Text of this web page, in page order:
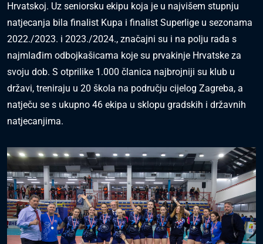
Hrvatskoj. Uz seniorsku ekipu koja je u najvišem stupnju
natjecanja bila finalist Kupa i finalist Superlige u sezonama
2022./2023. i 2023./2024., značajni su i na polju rada s
najmlađim odbojkašicama koje su prvakinje Hrvatske za
svoju dob. S otprilike 1.000 članica najbrojniji su klub u
državi, treniraju u 20 škola na području cijelog Zagreba, a
natječu se s ukupno 46 ekipa u sklopu gradskih i državnih
natjecanjima.